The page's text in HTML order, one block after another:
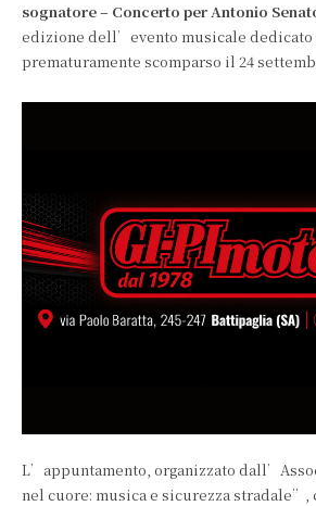
sognatore – Concerto per Antonio
edizione dell’evento musicale dedicato
prematuramente scomparso il 24
L’appuntamento, organizzato
nel cuore: musica e sicurezza